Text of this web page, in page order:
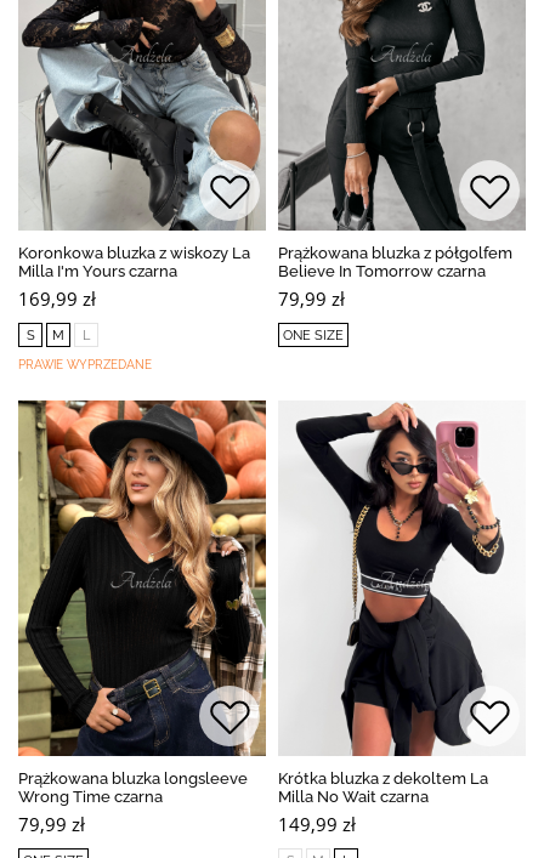
Koronkowa bluzka z wiskozy La
Milla I'm Yours czarna
169,99 zł
S M L
PRAWIE WYPRZEDANE
Prążkowana bluzka z półgolfem
Believe In Tomorrow czarna
79,99 zł
ONE SIZE
Prążkowana bluzka longsleeve
Wrong Time czarna
79,99 zł
Krótka bluzka z dekoltem La
Milla No Wait czarna
149,99 zł